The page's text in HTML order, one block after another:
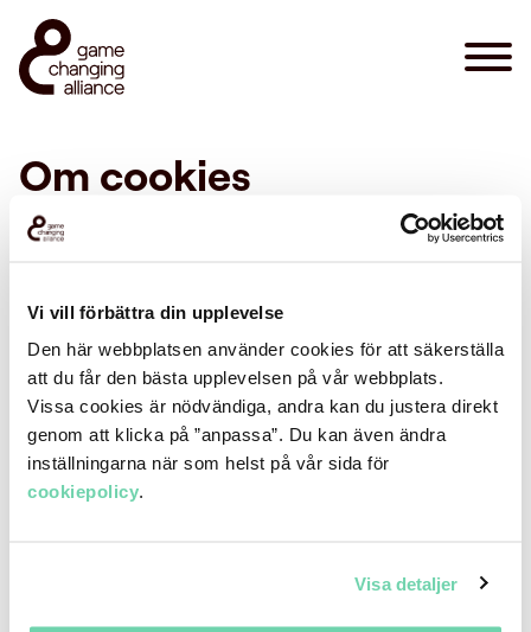
Vi vill förbättra din upplevelse
Den här webbplatsen använder cookies för att säkerställa
att du får den bästa upplevelsen på vår webbplats.
Vissa cookies är nödvändiga, andra kan du justera direkt
genom att klicka på ”anpassa”. Du kan även ändra
inställningarna när som helst på vår sida för
cookiepolicy.
Visa detaljer
Om cookies
Error: The domain WWW.GAMECHANGINGALLIANCE.SE
19e65002f0c7. Please add it to the domain group in the
Cookiebot Manager to authorize the domain.